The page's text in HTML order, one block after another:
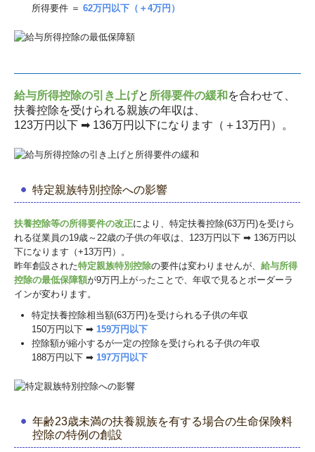
所得要件 ＝ 62万円以下（＋4万円）
給与所得控除の引き上げと 所得要件の緩和 を合わせて、
扶養控除を受けられる親族の年収は、
123万円以下 ➡ 136万円以下になります（＋13万円）。
特定親族特別控除への影響
扶養控除等の所得要件の改正により、特定扶養控除(63万円)を受けら
れる従業員の19歳～22歳の子供の年収は、123万円以下 ➡ 136万円以
下になります（+13万円）。
昨年創設された特定親族特別控除の要件は変わりませんが、 給与所得
控除の最低保障額が9万円上がったことで、年収で見るとボーダーラ
インが変わります。
特定扶養控除相当額(63万円)を受けられる子供の年収
150万円以下 ➡ 159万円以下
控除額が縮小するが一定の控除を受けられる子供の年収
188万円以下 ➡ 197万円以下
年齢23歳未満の扶養親族を有する場合の生命保険料
控除の特例の創設